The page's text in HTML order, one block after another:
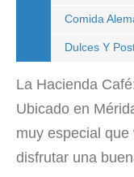
Comida
Dulces Y
La Hacienda
Ubicado en
muy especial
disfrutar una